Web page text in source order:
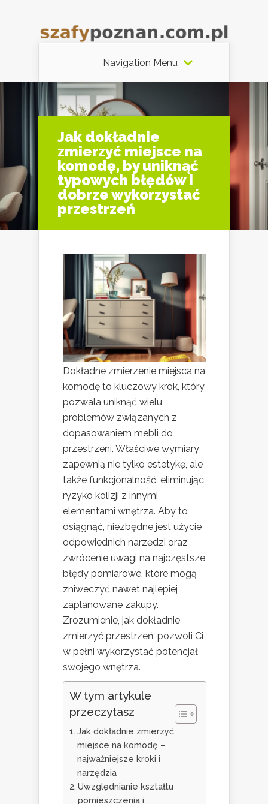
Navigation Menu
Jak dokładnie
zmierzyć miejsce na
komodę, by uniknąć
typowych błędów i
dobrze wykorzystać
przestrzeń
Dokładne zmierzenie miejsca na
komodę to kluczowy krok, który
pozwala uniknąć wielu
problemów związanych z
dopasowaniem mebli do
przestrzeni. Właściwe wymiary
zapewnią nie tylko estetykę, ale
także funkcjonalność, eliminując
ryzyko kolizji z innymi
elementami wnętrza. Aby to
osiągnąć, niezbędne jest użycie
odpowiednich narzędzi oraz
zwrócenie uwagi na najczęstsze
błędy pomiarowe, które mogą
zniweczyć nawet najlepiej
zaplanowane zakupy.
Zrozumienie, jak dokładnie
zmierzyć przestrzeń, pozwoli Ci
w pełni wykorzystać potencjał
swojego wnętrza.
W tym artykule
przeczytasz
Jak dokładnie zmierzyć
miejsce na komodę –
najważniejsze kroki i
narzędzia
Uwzględnianie kształtu
pomieszczenia i